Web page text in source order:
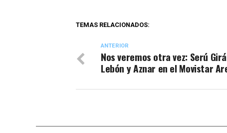
TEMAS RELACIONADOS:
ANTERIOR
Nos veremos otra vez: Serú
Lebón y Aznar en el Movistar